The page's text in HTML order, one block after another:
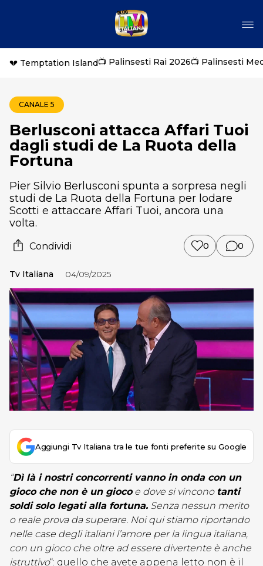
💔 Temptation Island📺 Palinsesti Rai 2026📺 Palinsesti
CANALE 5
Berlusconi attacca Affari Tuoi
dagli studi de La Ruota della
Fortuna
Pier Silvio Berlusconi spunta a sorpresa negli
studi de La Ruota della Fortuna per lodare
Scotti e attaccare Affari Tuoi, ancora una
volta.
Condividi 0 0
Tv Italiana 04/09/2025
Aggiungi Tv Italiana tra le tue fonti preferite su Google
“Dì là i nostri concorrenti vanno in onda con un
gioco che non è un giocoe dove si vincono tanti
soldi solo legati alla fortuna. Senza nessun merito
o reale prova da superare. Noi qui stiamo riportando
nelle case degli italiani l’amore per la lingua italiana,
con un gioco che oltre ad essere divertente è anche
istruttivo“: quello che avete appena letto non è il